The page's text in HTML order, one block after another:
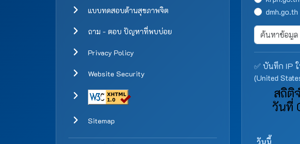
แบบทดสอบด้านสุขภาพจิต
ถาม - ตอบ ปัญหาที่พบบ่อย
Privacy Policy
Website Security
Sitemap
dmh.go.th
✅ บันทึก IP
(United
สถิติ
วันที่
วันนี้